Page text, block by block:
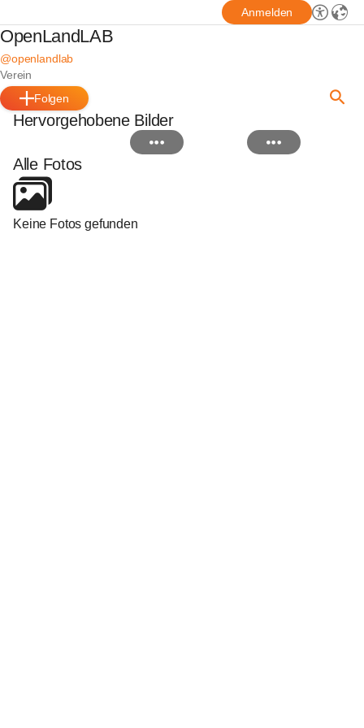
Anmelden
OpenLandLAB
@openlandlab
Verein
Folgen
Hervorgehobene Bilder
Alle Fotos
Keine Fotos gefunden